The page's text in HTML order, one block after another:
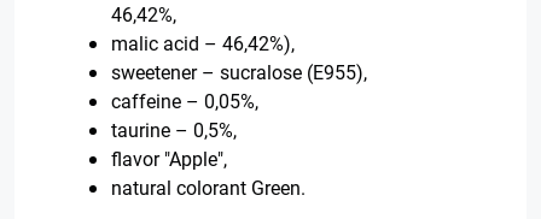
46,42%,
malic acid – 46,42%),
sweetener – sucralose (Е955),
caffeine – 0,05%,
taurine – 0,5%,
flavor "Apple",
natural colorant Green.